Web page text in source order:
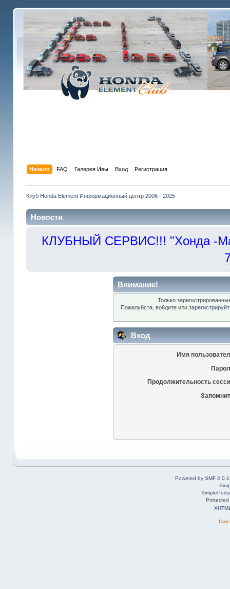
Начало FAQ Галерея Ивы Вход Регистрация
Клуб Honda Element Информационный центр 2006 - 2025
Новости
КЛУБНЫЙ СЕРВИС!!! "Хонда -
Внимание!
Только
Пожалуйста, войдите или
Вход
Имя
Продолжительность
Powered by SMF